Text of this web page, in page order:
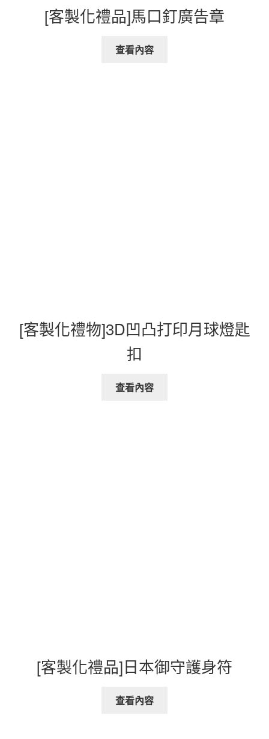
[客製化禮品]馬口釘廣告章
查看內容
[客製化禮物]3D凹凸打印月球燈匙
扣
查看內容
[客製化禮品]日本御守護身符
查看內容